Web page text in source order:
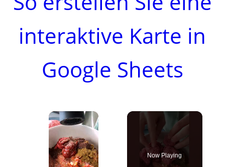
interaktive Karte in
Google Sheets
×
Now Playing